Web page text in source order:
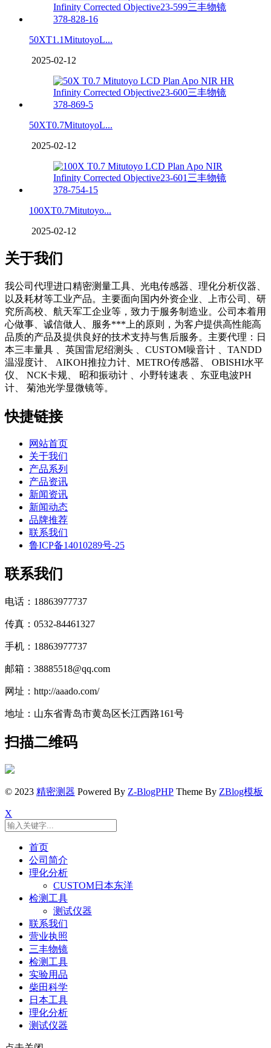
50XT1.1MitutoyoL...
2025-02-12
50XT0.7MitutoyoL...
2025-02-12
100XT0.7Mitutoyo...
2025-02-12
关于我们
我公司代理进口精密测量工具、光电传感器、理化分析仪器、
以及耗材等工业产品。主要面向国内外资企业、上市公司、研
究所高校、航天军工企业等，致力于服务制造业。公司本着用
心做事、诚信做人、服务***上的原则，为客户提供高性能高
品质的产品及提供良好的技术支持与售后服务。主要代理：日
本三丰量具 、英国雷尼绍测头 、CUSTOM噪音计 、TANDD
温湿度计、 AIKOH推拉力计、METRO传感器、 OBISHI水平
仪、 NCK卡规、 昭和振动计 、小野转速表 、东亚电波PH
计、 菊池光学显微镜等。
快捷链接
网站首页
关于我们
产品系列
产品资讯
新闻资讯
新闻动态
品牌推荐
联系我们
鲁ICP备14010289号-25
联系我们
电话：18863977737
传真：0532-84461327
手机：18863977737
邮箱：38885518@qq.com
网址：http://aaado.com/
地址：山东省青岛市黄岛区长江西路161号
扫描二维码
© 2023 精密测器 Powered By Z-BlogPHP Theme By ZBlog模板
X
首页
公司简介
理化分析
CUSTOM日本东洋
检测工具
测试仪器
联系我们
营业执照
三丰物镜
检测工具
实验用品
柴田科学
日本工具
理化分析
测试仪器